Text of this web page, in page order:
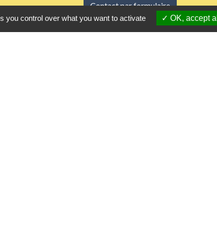
Contact par formulaire
Horaires d'ouverture
you control over what you want to activate OK, accept all